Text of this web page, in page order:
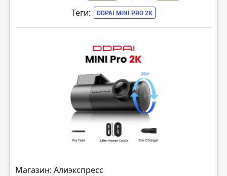
Теги: DDPAI MINI PRO 2K
Магазин: Алиэкспресс